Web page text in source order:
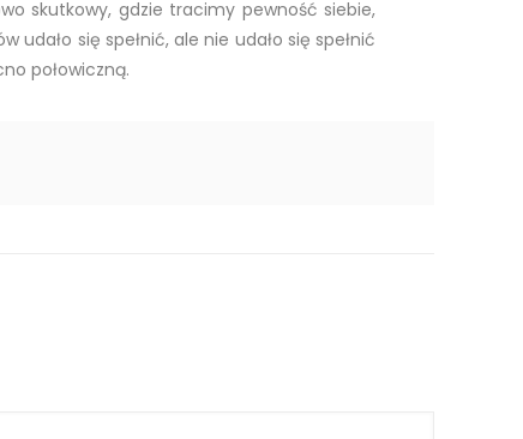
skutkowy, gdzie tracimy pewność siebie,
się spełnić, ale nie udało się spełnić
połowiczną.